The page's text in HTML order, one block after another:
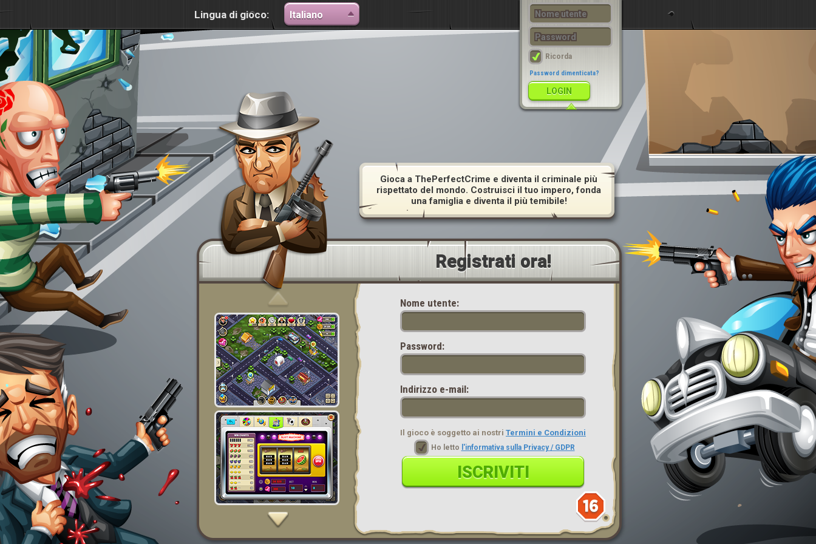
Lingua di gioco: Italiano LOGIN
Ricorda
Password dimenticata?
Gioca a ThePerfectCrime e diventa il criminale più
rispettato del mondo. Costruisci il tuo impero, fonda
una famiglia e diventa il più temibile!
Registrati ora!
Nome utente:
Password:
Indirizzo e-mail:
Il gioco è soggetto ai nostri Termini e Condizioni
Ho letto l'informativa sulla Privacy / GDPR
ISCRIVITI